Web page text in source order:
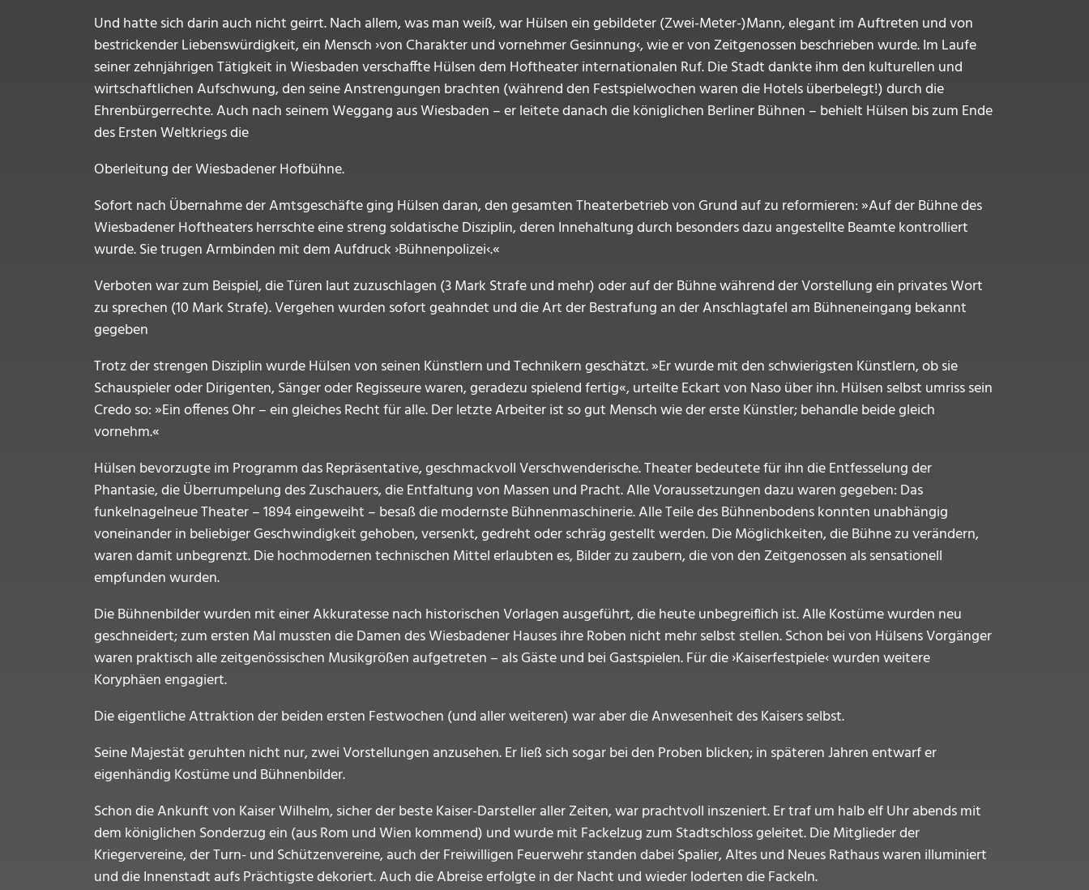
Und hatte sich darin auch nicht geirrt. Nach allem, was man weiß, war Hülsen ein gebildeter (Zwei-Meter-)Mann, elegant im Auftreten und von
bestrickender Liebenswürdigkeit, ein Mensch ›von Charakter und vornehmer Gesinnung‹, wie er von Zeitgenossen beschrieben wurde. Im Laufe
seiner zehnjährigen Tätigkeit in Wiesbaden verschaffte Hülsen dem Hoftheater internationalen Ruf. Die Stadt dankte ihm den kulturellen und
wirtschaftlichen Aufschwung, den seine Anstrengungen brachten (während den Festspielwochen waren die Hotels überbelegt!) durch die
Ehrenbürgerrechte. Auch nach seinem Weggang aus Wiesbaden – er leitete danach die königlichen Berliner Bühnen – behielt Hülsen bis zum Ende
des Ersten Weltkriegs die
Oberleitung der Wiesbadener Hofbühne.
Sofort nach Übernahme der Amtsgeschäfte ging Hülsen daran, den gesamten Theaterbetrieb von Grund auf zu reformieren: »Auf der Bühne des
Wiesbadener Hoftheaters herrschte eine streng soldatische Disziplin, deren Innehaltung durch besonders dazu angestellte Beamte kontrolliert
wurde. Sie trugen Armbinden mit dem Aufdruck ›Bühnenpolizei‹.«
Verboten war zum Beispiel, die Türen laut zuzuschlagen (3 Mark Strafe und mehr) oder auf der Bühne während der Vorstellung ein privates Wort
zu sprechen (10 Mark Strafe). Vergehen wurden sofort geahndet und die Art der Bestrafung an der Anschlagtafel am Bühneneingang bekannt
gegeben
Trotz der strengen Disziplin wurde Hülsen von seinen Künstlern und Technikern geschätzt. »Er wurde mit den schwierigsten Künstlern, ob sie
Schauspieler oder Dirigenten, Sänger oder Regisseure waren, geradezu spielend fertig«, urteilte Eckart von Naso über ihn. Hülsen selbst umriss sein
Credo so: »Ein offenes Ohr – ein gleiches Recht für alle. Der letzte Arbeiter ist so gut Mensch wie der erste Künstler; behandle beide gleich
vornehm.«
Hülsen bevorzugte im Programm das Repräsentative, geschmackvoll Verschwenderische. Theater bedeutete für ihn die Entfesselung der
Phantasie, die Überrumpelung des Zuschauers, die Entfaltung von Massen und Pracht. Alle Voraussetzungen dazu waren gegeben: Das
funkelnagelneue Theater – 1894 eingeweiht – besaß die modernste Bühnenmaschinerie. Alle Teile des Bühnenbodens konnten unabhängig
voneinander in beliebiger Geschwindigkeit gehoben, versenkt, gedreht oder schräg gestellt werden. Die Möglichkeiten, die Bühne zu verändern,
waren damit unbegrenzt. Die hochmodernen technischen Mittel erlaubten es, Bilder zu zaubern, die von den Zeitgenossen als sensationell
empfunden wurden.
Die Bühnenbilder wurden mit einer Akkuratesse nach historischen Vorlagen ausgeführt, die heute unbegreiflich ist. Alle Kostüme wurden neu
geschneidert; zum ersten Mal mussten die Damen des Wiesbadener Hauses ihre Roben nicht mehr selbst stellen. Schon bei von Hülsens Vorgänger
waren praktisch alle zeitgenössischen Musikgrößen aufgetreten – als Gäste und bei Gastspielen. Für die ›Kaiserfestpiele‹ wurden weitere
Koryphäen engagiert.
Die eigentliche Attraktion der beiden ersten Festwochen (und aller weiteren) war aber die Anwesenheit des Kaisers selbst.
Seine Majestät geruhten nicht nur, zwei Vorstellungen anzusehen. Er ließ sich sogar bei den Proben blicken; in späteren Jahren entwarf er
eigenhändig Kostüme und Bühnenbilder.
Schon die Ankunft von Kaiser Wilhelm, sicher der beste Kaiser-Darsteller aller Zeiten, war prachtvoll inszeniert. Er traf um halb elf Uhr abends mit
dem königlichen Sonderzug ein (aus Rom und Wien kommend) und wurde mit Fackelzug zum Stadtschloss geleitet. Die Mitglieder der
Kriegervereine, der Turn- und Schützenvereine, auch der Freiwilligen Feuerwehr standen dabei Spalier, Altes und Neues Rathaus waren illuminiert
und die Innenstadt aufs Prächtigste dekoriert. Auch die Abreise erfolgte in der Nacht und wieder loderten die Fackeln.